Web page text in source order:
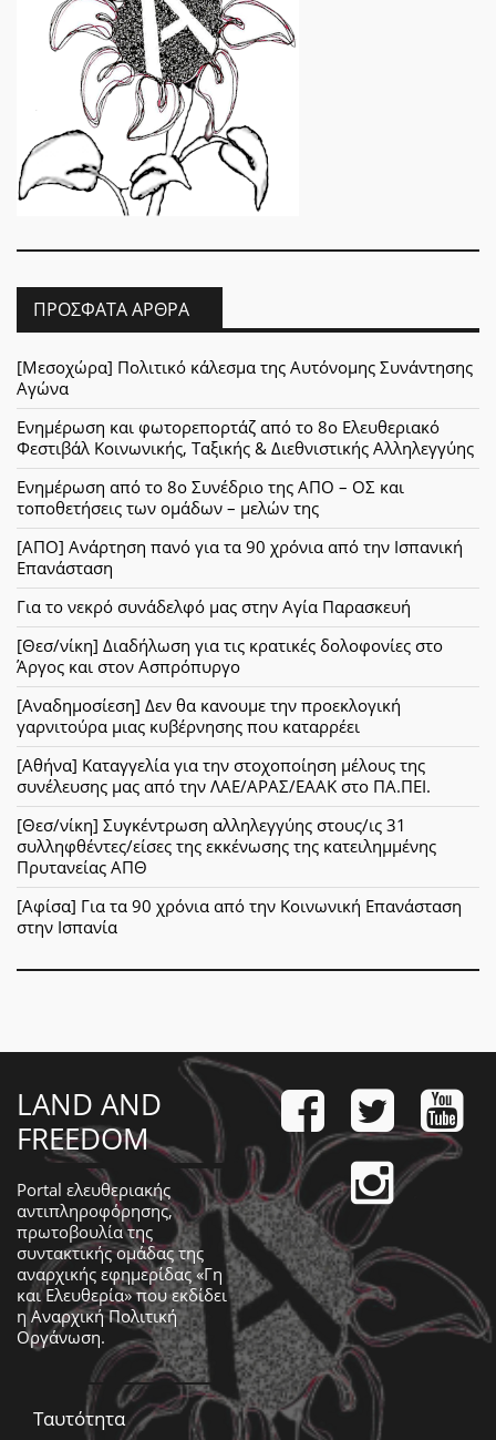
ΠΡΌΣΦΑΤΑ ΆΡΘΡΑ
[Μεσοχώρα] Πολιτικό κάλεσμα της Αυτόνομης Συνάντησης
Αγώνα
Ενημέρωση και φωτορεπορτάζ από το 8ο Ελευθεριακό
Φεστιβάλ Κοινωνικής, Ταξικής & Διεθνιστικής Αλληλεγγύης
Ενημέρωση από το 8ο Συνέδριο της ΑΠΟ – ΟΣ και
τοποθετήσεις των ομάδων – μελών της
[ΑΠΟ] Ανάρτηση πανό για τα 90 χρόνια από την Ισπανική
Επανάσταση
Για το νεκρό συνάδελφό μας στην Αγία Παρασκευή
[Θεσ/νίκη] Διαδήλωση για τις κρατικές δολοφονίες στο
Άργος και στον Ασπρόπυργο
[Αναδημοσίεση] Δεν θα κανουμε την προεκλογική
γαρνιτούρα μιας κυβέρνησης που καταρρέει
[Αθήνα] Καταγγελία για την στοχοποίηση μέλους της
συνέλευσης μας από την ΛΑΕ/ΑΡΑΣ/ΕΑΑΚ στο ΠΑ.ΠΕΙ.
[Θεσ/νίκη] Συγκέντρωση αλληλεγγύης στους/ις 31
συλληφθέντες/είσες της εκκένωσης της κατειλημμένης
Πρυτανείας ΑΠΘ
[Αφίσα] Για τα 90 χρόνια από την Κοινωνική Επανάσταση
στην Ισπανία
LAND AND
FREEDOM
Portal ελευθεριακής
αντιπληροφόρησης,
πρωτοβουλία της
συντακτικής ομάδας της
αναρχικής εφημερίδας «Γη
και Ελευθερία» που εκδίδει
ηΑναρχική Πολιτική
Οργάνωση.
Ταυτότητα